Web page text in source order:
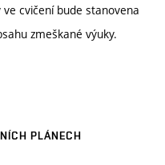
cvičení bude stanovena
zmeškané výuky.
PLÁNECH